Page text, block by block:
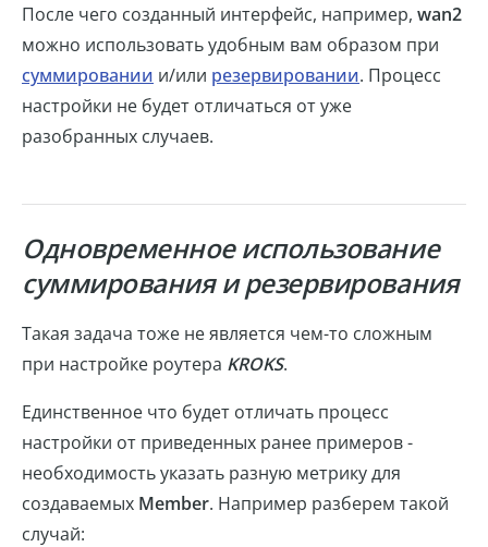
После чего созданный интерфейс, например, wan2
можно использовать удобным вам образом при
суммировании и/или резервировании. Процесс
настройки не будет отличаться от уже
разобранных случаев.
Одновременное использование
суммирования и резервирования
Такая задача тоже не является чем-то сложным
при настройке роутера KROKS.
Единственное что будет отличать процесс
настройки от приведенных ранее примеров -
необходимость указать разную метрику для
создаваемых Member. Например разберем такой
случай: